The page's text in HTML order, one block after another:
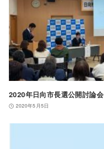
2020年日向市長選公開討論会
2020年5月5日